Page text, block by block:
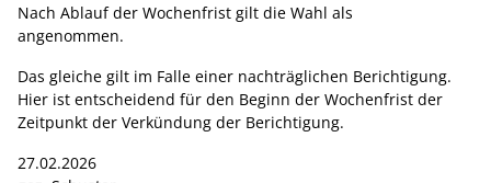
Nach Ablauf der Wochenfrist gilt die Wahl als
angenommen.
Das gleiche gilt im Falle einer nachträglichen Berichtigung.
Hier ist entscheidend für den Beginn der Wochenfrist der
Zeitpunkt der Verkündung der Berichtigung.
27.02.2026